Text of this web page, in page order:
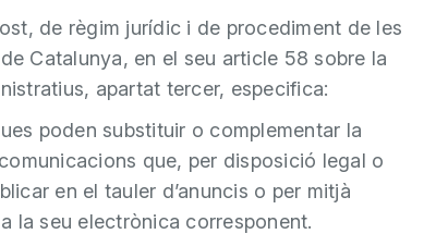
de règim jurídic i de procediment de les
Catalunya, en el seu article 58 sobre la
apartat tercer, especifica:
poden substituir o complementar la
que, per disposició legal o
en el tauler d’anuncis o per mitjà
la seu electrònica corresponent.